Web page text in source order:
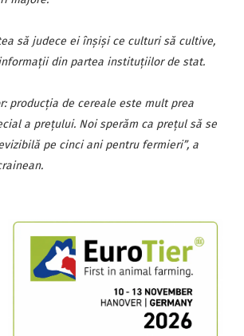
să judece ei înşişi ce culturi să cultive,
din partea instituţiilor de stat.
producţia de cereale este mult prea
a preţului. Noi sperăm ca preţul să se
pe cinci ani pentru fermieri”, a